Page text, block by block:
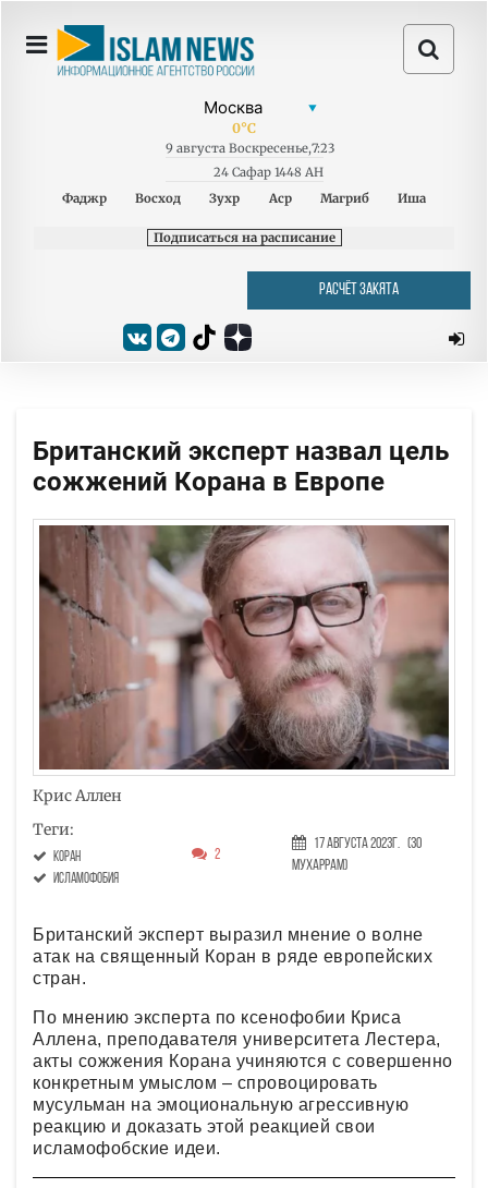
0°C
9 августа Воскресенье,7:23
24 Сафар 1448 AH
Фаджр
Восход Зухр Аср Магриб Иша
Подписаться на расписание
РАСЧЁТ ЗАКЯТА
Британский эксперт назвал цель
сожжений Корана в Европе
Крис Аллен
Теги:
Коран
исламофобия
2
17 Августа 2023г. (30
Мухаррам)
Британский эксперт выразил мнение о волне
атак на священный Коран в ряде европейских
стран.
По мнению эксперта по ксенофобии Криса
Аллена, преподавателя университета Лестера,
акты сожжения Корана учиняются с совершенно
конкретным умыслом – спровоцировать
мусульман на эмоциональную агрессивную
реакцию и доказать этой реакцией свои
исламофобские идеи.